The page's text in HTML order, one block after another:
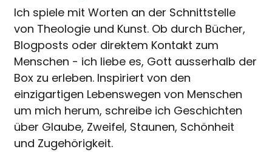
Ich spiele mit Worten an der Schnittstelle
von Theologie und Kunst. Ob durch Bücher,
Blogposts oder direktem Kontakt zum
Menschen - ich liebe es, Gott ausserhalb der
Box zu erleben. Inspiriert von den
einzigartigen Lebenswegen von Menschen
um mich herum, schreibe ich Geschichten
über Glaube, Zweifel, Staunen, Schönheit
und Zugehörigkeit.